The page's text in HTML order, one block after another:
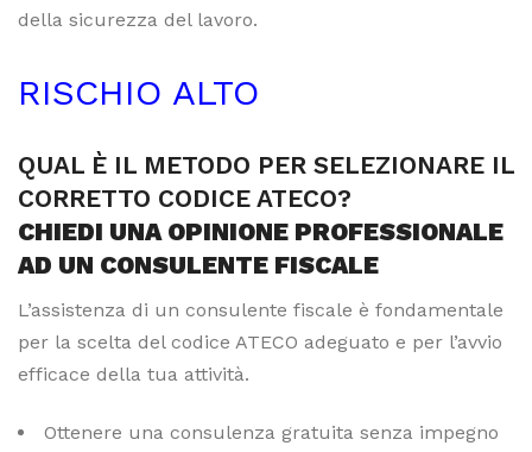
della sicurezza del lavoro.
RISCHIO ALTO
QUAL È IL METODO PER SELEZIONARE IL
CORRETTO CODICE ATECO?
CHIEDI UNA OPINIONE PROFESSIONALE
AD UN CONSULENTE FISCALE
L’assistenza di un consulente fiscale è fondamentale
per la scelta del codice ATECO adeguato e per l’avvio
efficace della tua attività.
Ottenere una consulenza gratuita senza impegno